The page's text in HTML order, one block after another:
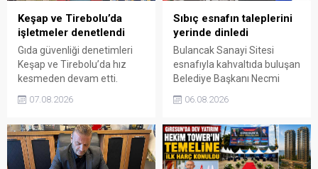
Keşap ve Tirebolu’da
işletmeler denetlendi
Gıda güvenliği denetimleri
Keşap ve Tirebolu’da hız
kesmeden devam etti.
ekipleri, köy bakkalları ile
hijyen şartlarına kadar
birçok başlığı ayrıntılı şekilde
inceledi.
07.08.2026
Sıbıç esnafın taleplerini
yerinde dinledi
Bulancak Sanayi Sitesi
esnafıyla kahvaltıda buluşan
Belediye Başkanı Necmi
planlanan çalışmaları
da yaşadığı sorunları ve
beklentilerini doğrudan
Başkan Sıbıç’a aktardı.
06.08.2026